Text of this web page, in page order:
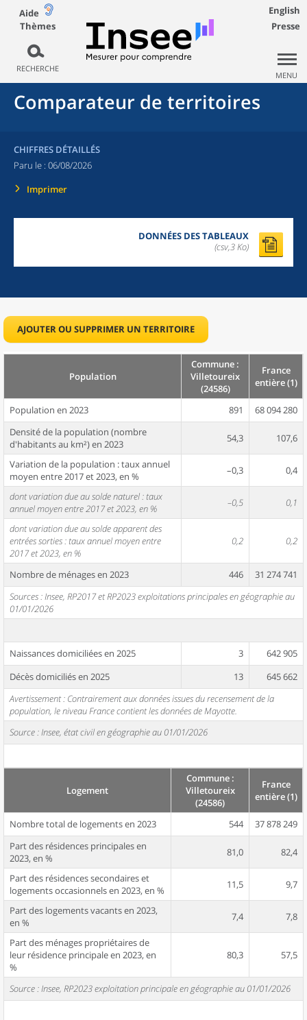
Aide
Thèmes
RECHERCHE
English
Presse
MENU
Comparateur de territoires
CHIFFRES DÉTAILLÉS
Paru le : 06/08/2026
Imprimer
DONNÉES DES TABLEAUX
(csv,3 Ko)
AJOUTER OU SUPPRIMER UN TERRITOIRE
Population
Commune :
Villetoureix
(24586)
France
entière (1)
Population en 2023 891
68 094 280
Densité de la population (nombre
d'habitants au km²) en 2023
54,3 107,6
Variation de la population : taux annuel
moyen entre 2017 et 2023, en %
–0,3 0,4
dont variation due au solde naturel : taux
annuel moyen entre 2017 et 2023, en %
–0,5 0,1
dont variation due au solde apparent des
entrées sorties : taux annuel moyen entre
2017 et 2023, en %
0,2 0,2
Nombre de ménages en 2023 446
31 274 741
Sources : Insee, RP2017 et RP2023 exploitations principales en géographie au
01/01/2026
Naissances domiciliées en 2025 3
642 905
Décès domiciliés en 2025
13
645 662
Avertissement : Contrairement aux données issues du recensement de la
population, le niveau France contient les données de Mayotte.
Source : Insee, état civil en géographie au 01/01/2026
Logement
Commune :
Villetoureix
(24586)
France
entière (1)
Nombre total de logements en 2023 544
37 878 249
Part des résidences principales en
2023, en %
81,0 82,4
Part des résidences secondaires et
logements occasionnels en 2023, en %
11,5 9,7
Part des logements vacants en 2023,
en %
7,4 7,8
Part des ménages propriétaires de
leur résidence principale en 2023, en
%
80,3 57,5
Source : Insee, RP2023 exploitation principale en géographie au 01/01/2026